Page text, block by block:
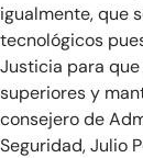
igualmente, que
tecnológicos
Justicia para
superiores y
consejero de
Seguridad, Julio